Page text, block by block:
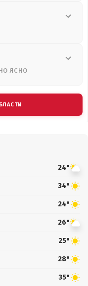
ясно
24°
34°
24°
26°
25°
28°
35°